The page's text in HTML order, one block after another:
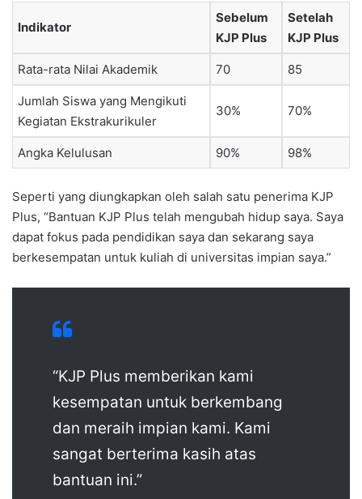
Indikator
Sebelum
KJP Plus
Setelah
KJP Plus
Rata-rata Nilai Akademik 70 85
Jumlah Siswa yang Mengikuti
Kegiatan Ekstrakurikuler
30% 70%
Angka Kelulusan 90% 98%
Seperti yang diungkapkan oleh salah satu penerima KJP
Plus, “Bantuan KJP Plus telah mengubah hidup saya. Saya
dapat fokus pada pendidikan saya dan sekarang saya
berkesempatan untuk kuliah di universitas impian saya.”
“KJP Plus memberikan kami
kesempatan untuk berkembang
dan meraih impian kami. Kami
sangat berterima kasih atas
bantuan ini.”